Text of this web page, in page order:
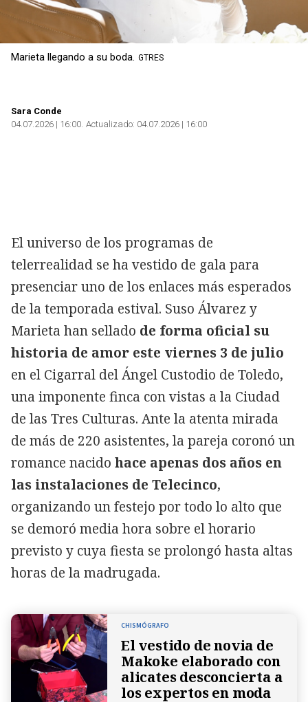
Marieta llegando a su boda. GTRES
Sara Conde
04.07.2026 | 16:00 Actualizado: 04.07.2026 | 16:00
El universo de los programas de
telerrealidad se ha vestido de gala para
presenciar uno de los enlaces más esperados
de la temporada estival. Suso Álvarez y
Marieta han sellado de forma oficial su
historia de amor este viernes 3 de julio
en el Cigarral del Ángel Custodio de Toledo,
una imponente finca con vistas a la Ciudad
de las Tres Culturas. Ante la atenta mirada
de más de 220 asistentes, la pareja coronó un
romance nacido hace apenas dos años en
las instalaciones de Telecinco,
organizando un festejo por todo lo alto que
se demoró media hora sobre el horario
previsto y cuya fiesta se prolongó hasta altas
horas de la madrugada.
CHISMÓGRAFO
El vestido de novia de
Makoke elaborado con
alicates desconcierta a
los expertos en moda